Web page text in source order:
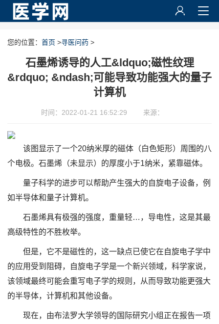
您的位置： 首页 >寻医问药 >
石墨烯诱导的人工&ldquo;磁性纹理
&rdquo; &ndash;可能导致功能强大的量子
计算机
时间：2022-01-21 16:52:29 来源：
该图显示了一个20纳米厚的磁体（白色矩形）周围的八
个电极。石墨烯（未显示）的厚度小于1纳米，紧靠磁体。
量子科学的进步可以帮助产生强大的自旋电子设备，例
如半导体和量子计算机。
石墨烯具有极强的强度，重量轻…，导电性，这是其最
高级特性的不胜枚举。
但是，它不是磁性的，这一缺点已使它在自旋电子学中
的应用受到阻碍，自旋电子学是一个新兴领域，科学家说，
该领域最终可能会重写电子学的规则，从而导致功能更强大
的半导体，计算机和其他设备。
现在，由布法罗大学领导的国际研究小组正在报告一项